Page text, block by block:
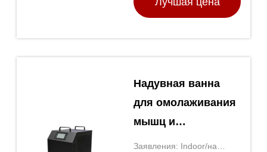
Надувная ванна
для омолаживания
мышц и
повышения
Заявления: Indoor/на